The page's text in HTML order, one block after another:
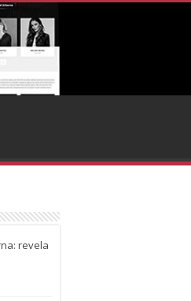
revela